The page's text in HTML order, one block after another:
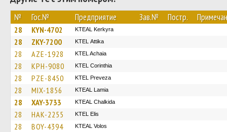
№ Гос.№ Предприятие Зав.№ Постр.
28 KYN-4702 KTEAL Kerkyra
28 ZKY-7200 KΤΕL Αttika
28 AZE-1928 KTEL Achaia
28 KPH-9080 KTEL Corinthia
28 PZE-8450 KTEL Preveza
28 MIX-1856 KTEAL Lamia
28 XAY-3733 KTEAL Chalkida
28 HAK-2255 KTEL Elis
28 BOY-4394 KTEAL Volos